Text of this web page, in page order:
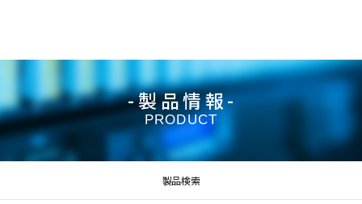
-製品情報-
PRODUCT
製品検索